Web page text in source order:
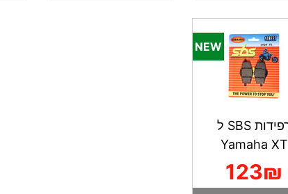
רפידות SBS ל
Yamaha XT
123₪